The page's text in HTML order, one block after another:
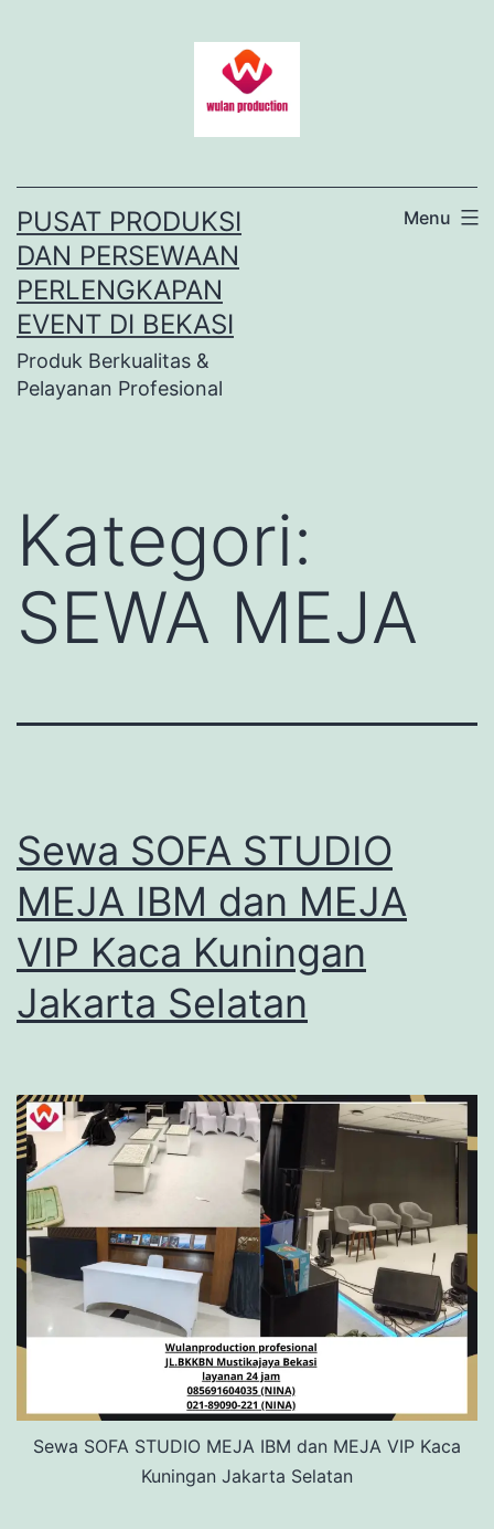
PUSAT PRODUKSI
DAN PERSEWAAN
PERLENGKAPAN
EVENT DI BEKASI
Produk Berkualitas &
Pelayanan Profesional
Menu
Kategori:
SEWA MEJA
Sewa SOFA STUDIO
MEJA IBM dan MEJA
VIP Kaca Kuningan
Jakarta Selatan
Sewa SOFA STUDIO MEJA IBM dan MEJA VIP Kaca
Kuningan Jakarta Selatan